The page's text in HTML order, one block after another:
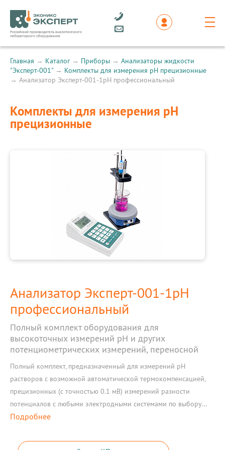
Главная → Каталог→ Приборы → Анализаторы жидкости
"Эксперт-001" → Комплекты для измерения рН прецизионные
→ Анализатор Эксперт-001-1рН профессиональный
Комплекты для измерения рН
прецизионные
Анализатор Эксперт-001-1рН
профессиональный
Полный комплект оборудования для
высокоточных измерений рН и других
потенциометрических измерений, переносной
Полный комплект, предназначенный для измерений рН
растворов с возможной автоматической термокомпенсацией,
прецизионных (с точностью 0.1 мВ) измерений разности
потенциалов с любыми электродными системами по выбору
пользователя с целью определения ионного состава, рН и
разности потенциалов (-4000...+4000 мВ), а также температуры
Подробнее
Российский производитель аналитического
лабораторного оборудования